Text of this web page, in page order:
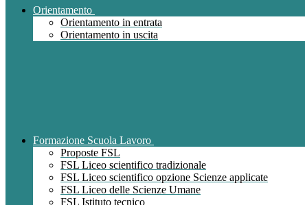
Orientamento
Orientamento in entrata
Orientamento in uscita
Formazione Scuola Lavoro
Proposte FSL
FSL Liceo scientifico tradizionale
FSL Liceo scientifico opzione Scienze applicate
FSL Liceo delle Scienze Umane
FSL Istituto tecnico